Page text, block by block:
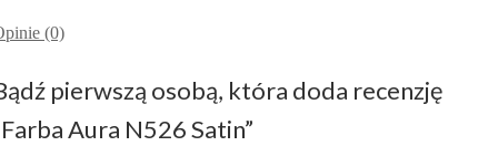
(0)
pierwszą osobą, która doda recenzję
Aura N526 Satin”